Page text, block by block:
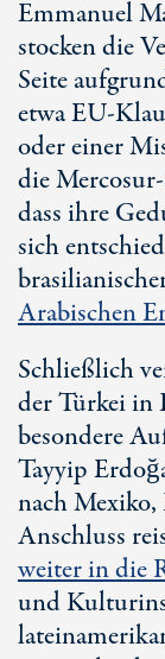
Emmanuel
stocken die
Seite
etwaEU-
oder einer
die
dass ihre
sich
Arabischen
Schließlich
der Türkei in
besondere
Tayyip
nach
Anschluss
weiter in die
und